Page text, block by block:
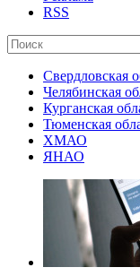
RSS
Свердловская
Челябинская
Курганская
Тюменская
ХМАО
ЯНАО